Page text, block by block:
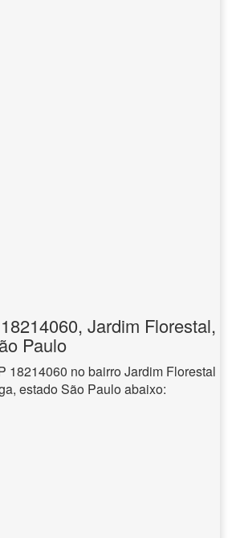
Jardim Florestal,
Paulo
18214060 no bairro Jardim Florestal
estado São Paulo abaixo: